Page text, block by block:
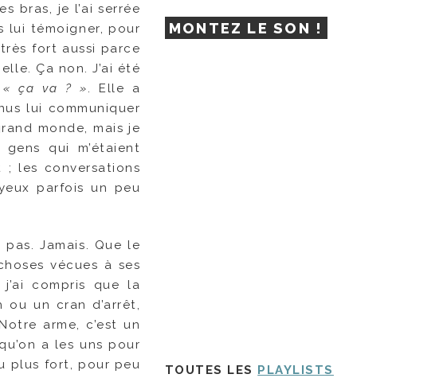
bras, je l’ai serrée
lui témoigner, pour
fort aussi parce
Ça non. J’ai été
« ça va ? ». Elle a
lui communiquer
monde, mais je
qui m’étaient
les conversations
parfois un peu
Jamais. Que le
vécues à ses
compris que la
un cran d’arrêt,
arme, c’est un
a les uns pour
plus fort, pour peu
MONTEZ LE SON !
TOUTES LES PLAYLISTS